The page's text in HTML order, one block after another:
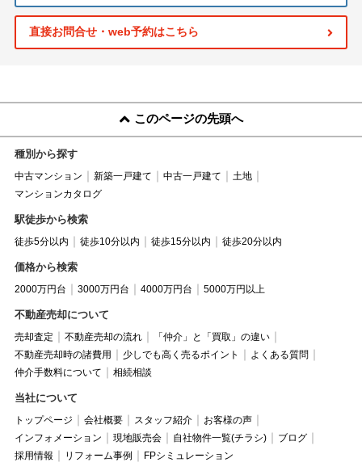
直接お問合せ・web予約はこちら
このページの先頭へ
種別から探す
中古マンション 新築一戸建て 中古一戸建て
土地
マンションカタログ
駅徒歩から検索
徒歩5分以内 徒歩10分以内 徒歩15分以内 徒歩20分以内
価格から検索
2000万円台 3000万円台 4000万円台 5000万円以上
不動産売却について
売却査定 不動産売却の流れ
「仲介」と「買取」の違い
不動産売却時の諸費用
少しでも高く売るポイント
よくある質問
仲介手数料について
相続相談
当社について
トップページ 会社概要 スタッフ紹介
お客様の声
インフォメーション
現地販売会 自社物件一覧(チラシ)
ブログ
採用情報
リフォーム事例 FPシミュレーション